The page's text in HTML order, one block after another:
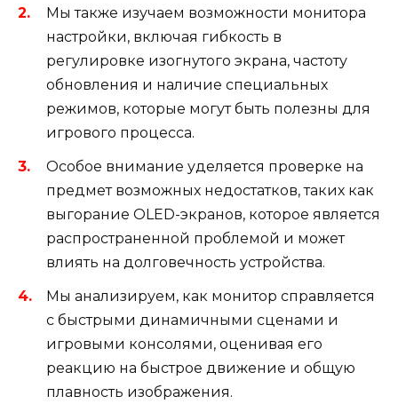
Мы также изучаем возможности монитора
настройки, включая гибкость в
регулировке изогнутого экрана, частоту
обновления и наличие специальных
режимов, которые могут быть полезны для
игрового процесса.
Особое внимание уделяется проверке на
предмет возможных недостатков, таких как
выгорание OLED-экранов, которое является
распространенной проблемой и может
влиять на долговечность устройства.
Мы анализируем, как монитор справляется
с быстрыми динамичными сценами и
игровыми консолями, оценивая его
реакцию на быстрое движение и общую
плавность изображения.